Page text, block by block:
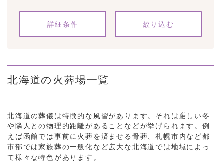
条件をクリア
詳細条件
北海道の火葬場一覧
北海道の葬儀は特徴的な風習があります。それは厳しい冬
や隣人との物理的距離があることなどが挙げられます。例
えば函館では事前に火葬を済ませる骨葬、札幌市内など都
市部では家族葬の一般化など広大な北海道では地域によっ
て様々な特色があります。